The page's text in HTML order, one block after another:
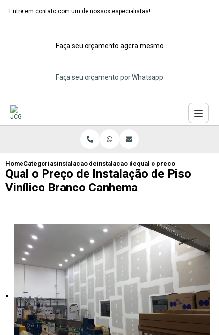
Entre em contato com um de nossos especialistas!
Faça seu orçamento agora mesmo
Faça seu orçamento por Whatsapp
HomeCategoriasinstalacao de pisos vinilicos
instalacao de piso vinilico cimento
qual o preco de
Qual o Preço de Instalação de Piso
Vinílico Branco Canhema